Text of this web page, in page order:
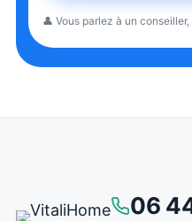
👤 Vous parlez à un
06